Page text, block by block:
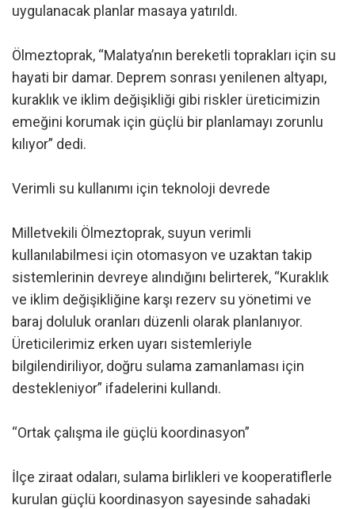
uygulanacak planlar masaya yatırıldı.
Ölmeztoprak, “Malatya’nın bereketli toprakları için su
hayati bir damar. Deprem sonrası yenilenen altyapı,
kuraklık ve iklim değişikliği gibi riskler üreticimizin
emeğini korumak için güçlü bir planlamayı zorunlu
kılıyor” dedi.
Verimli su kullanımı için teknoloji devrede
Milletvekili Ölmeztoprak, suyun verimli
kullanılabilmesi için otomasyon ve uzaktan takip
sistemlerinin devreye alındığını belirterek, “Kuraklık
ve iklim değişikliğine karşı rezerv su yönetimi ve
baraj doluluk oranları düzenli olarak planlanıyor.
Üreticilerimiz erken uyarı sistemleriyle
bilgilendiriliyor, doğru sulama zamanlaması için
destekleniyor” ifadelerini kullandı.
“Ortak çalışma ile güçlü koordinasyon”
İlçe ziraat odaları, sulama birlikleri ve kooperatiflerle
kurulan güçlü koordinasyon sayesinde sahadaki